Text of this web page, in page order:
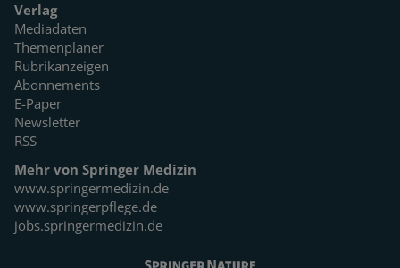
Verlag
Mediadaten
Themenplaner
Rubrikanzeigen
Abonnements
E-Paper
Newsletter
RSS
Mehr von Springer Medizin
www.springermedizin.de
www.springerpflege.de
jobs.springermedizin.de